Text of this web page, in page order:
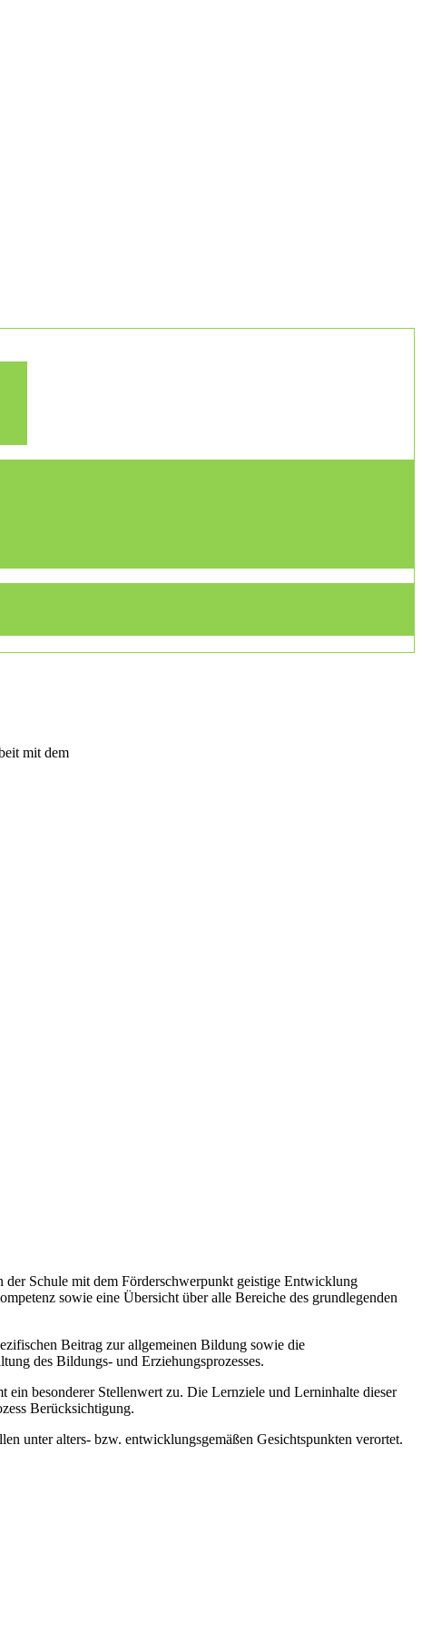
mit dem
Schule mit dem Förderschwerpunkt geistige Entwicklung
sowie eine Übersicht über alle Bereiche des grundlegenden
Beitrag zur allgemeinen Bildung sowie die
des Bildungs- und Erziehungsprozesses.
besonderer Stellenwert zu. Die Lernziele und Lerninhalte dieser
Berücksichtigung.
unter alters- bzw. entwicklungsgemäßen Gesichtspunkten verortet.